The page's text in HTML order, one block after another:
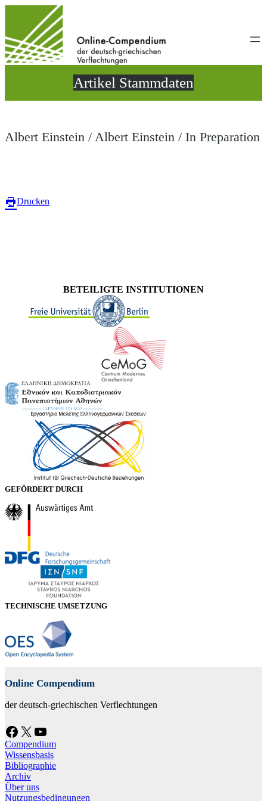
wechseln
Artikel Stammdaten
Albert Einstein / Albert Einstein / In Preparation
Drucken
BETEILIGTE INSTITUTIONEN
GEFÖRDERT DURCH
TECHNISCHE UMSETZUNG
Online Compendium
der deutsch-griechischen Verflechtungen
Facebook X YouTube
Compendium
Wissensbasis
Bibliographie
Archiv
Über uns
Nutzungsbedingungen